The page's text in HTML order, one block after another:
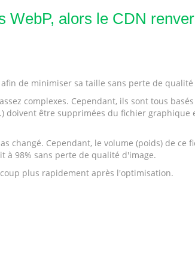
WebP, alors le CDN
de minimiser sa taille sans perte de qualité
complexes. Cependant, ils sont tous
doivent être supprimées du fichier
changé. Cependant, le volume (poids) de
à 98% sans perte de qualité d'image.
plus rapidement après l'optimisation.